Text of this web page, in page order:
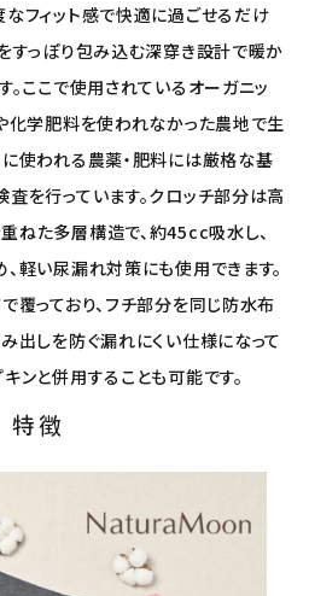
フィット感で快適に過ごせるだけ
すっぽり包み込む深穿き設計で暖か
。ここで使用されているオーガニッ
化学肥料を使われなかった農地で生
使われる農薬・肥料には厳格な基
を行っています。クロッチ部分は高
ねた多層構造で、約45cc吸水し、
軽い尿漏れ対策にも使用できます。
覆っており、フチ部分を同じ防水布
出しを防ぐ漏れにくい仕様になって
ンと併用することも可能です。
特徴